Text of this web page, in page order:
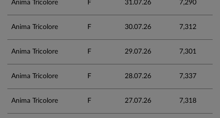
Anima Tricolore F 31.07.26 7,290
Anima Tricolore F 30.07.26 7,312
Anima Tricolore F 29.07.26 7,301
Anima Tricolore F 28.07.26 7,337
Anima Tricolore F 27.07.26 7,318